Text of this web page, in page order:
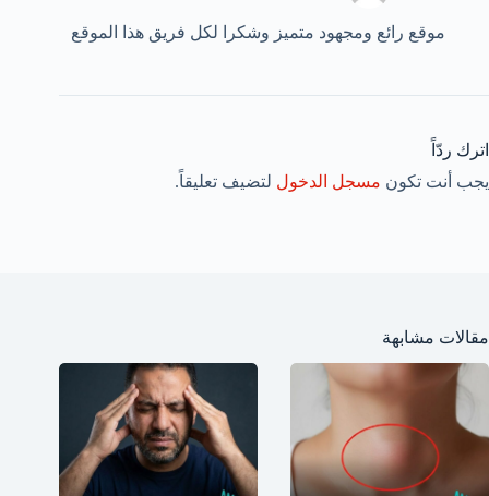
موقع رائع ومجهود متميز وشكرا لكل فريق هذا الموقع
اترك ردّاً
يجب أنت تكون مسجل الدخول لتضيف تعليقاً.
مقالات مشابهة